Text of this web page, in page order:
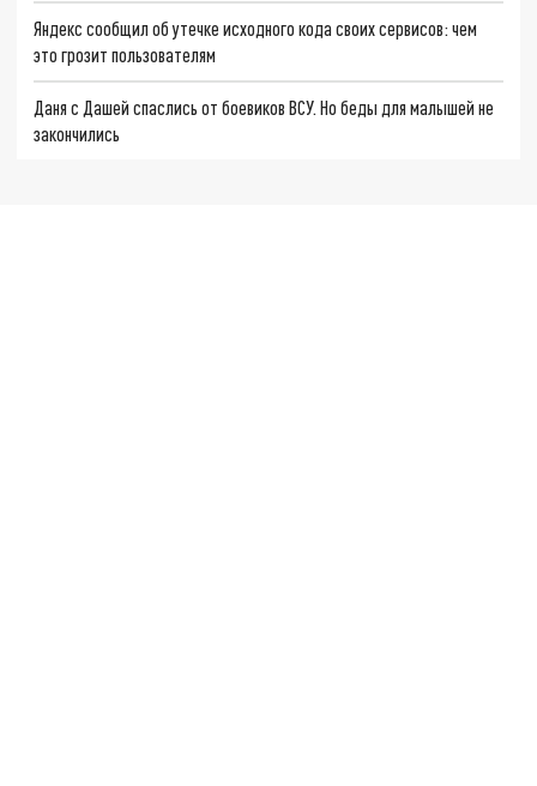
Яндекс сообщил об утечке исходного кода своих сервисов: чем
это грозит пользователям
Даня с Дашей спаслись от боевиков ВСУ. Но беды для малышей не
закончились